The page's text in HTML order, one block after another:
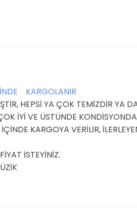
KARGOLANIR
HEPSİ YA ÇOK TEMİZDİR YA
İYİ VE ÜSTÜNDE
KARGOYA VERİLİR,
İSTEYİNİZ.